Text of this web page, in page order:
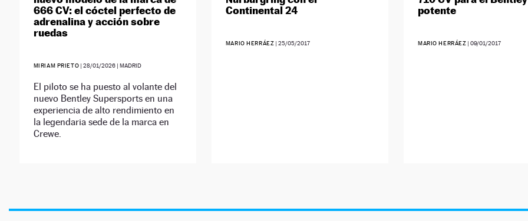
666 CV: el cóctel perfecto de
adrenalina y acción sobre
ruedas
MIRIAM PRIETO |28/01/2026 | MADRID
El piloto se ha puesto al volante del
nuevo Bentley Supersports en una
experiencia de alto rendimiento en
la legendaria sede de la marca en
Crewe.
Continental 24
MARIO HERRÁEZ |25/05/2017
potente
MARIO HERRÁEZ |09/01/2017